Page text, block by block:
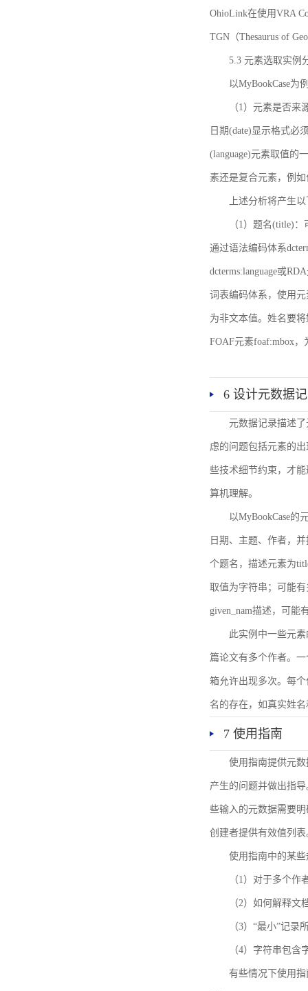
OhioLink在使用VRA
TGN（Thesaurus of
5.3 元素选取实例
以MyBookCase为
（1）元素是否
日期(date)显示格式必
(language)元素取值的
素还是复合元素，例
上述分析将产生
（1）题名(title)
通过语法编码体系
dcterms:language或
词表编码体系，使用元
为非文本值。姓名要
FOAF元素foaf:mbox，
6 设计元数据
元数据记录描述
虑的问题包括元素的
些技术细节约束，才
算机理解。
以MyBookCase的
日期、主题、作者，
个题名，描述元素为
取值为字符串；可能
given_nam描述，可能
此实例中一些元
篇论文有多个作者。
箱允许出现多次。每
名的存在，如真实姓
7 使用指南
使用指南提供元
产生的问题并做出指
些输入的元数据需要
创建者提供有效值列表
使用指南中的某
（1）对于多个作
（2）如何解释文
（3）“最小”记录
（4）字符串包含
有些情况下使用